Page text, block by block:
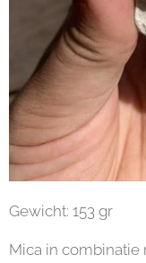
Gewicht: 153 gr
Mica in combinatie